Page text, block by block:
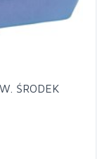
ŚRODEK